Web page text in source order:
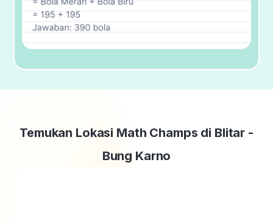
Temukan Lokasi Math Champs di Blitar -
Bung Karno